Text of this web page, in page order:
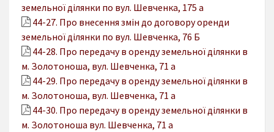
земельної ділянки по вул. Шевченка, 175 а
44-27. Про внесення змін до договору оренди
земельної ділянки по вул. Шевченка, 76 Б
44-28. Про передачу в оренду земельної ділянки в
м. Золотоноша, вул. Шевченка, 71 а
44-29. Про передачу в оренду земельної ділянки в
м. Золотоноша, вул. Шевченка, 71 а
44-30. Про передачу в оренду земельної ділянки в
м. Золотоноша вул. Шевченка, 71 а